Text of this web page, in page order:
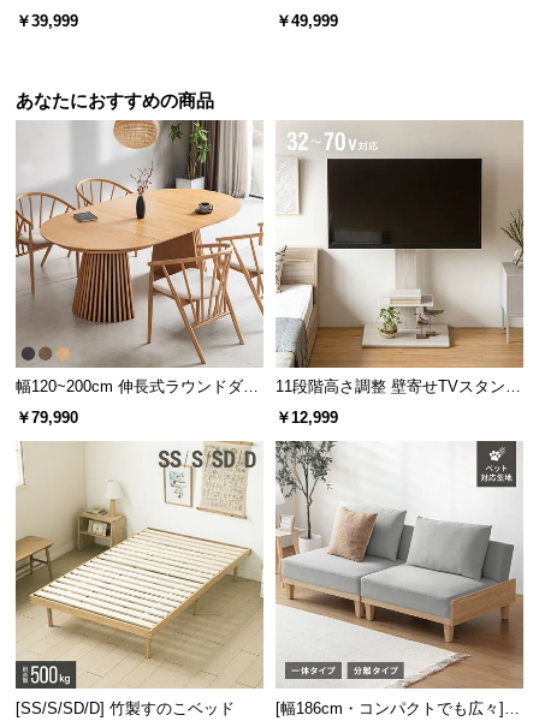
い
お
サ
ポ
ー
ト
お
ブ
ロ
グ
業
￥39,999
ファ ル・コルビジェ LC2 名作 リ
プロダクト
￥49,999
あなたにおすすめの商品
幅120~200cm 伸長式ラウンドダイ
ニングテーブル 6人掛け 天然木突
￥79,990
11段階高さ調整 壁寄せTVスタンド
キャスター付き 上下左右角度調節
￥12,999
[SS/S/SD/D] 竹製すのこベッド [幅186cm・コンパクトでも広々] 3